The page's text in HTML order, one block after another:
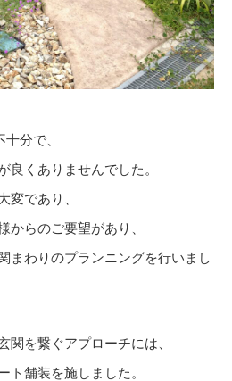
分で、
良くありませんでした。
変であり、
からのご要望があり、
まわりのプランニングを行いまし
関を繋ぐアプローチには、
ト舗装を施しました。